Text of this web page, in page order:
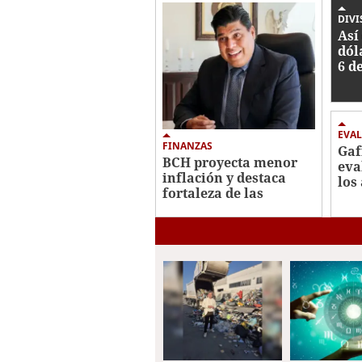
41
Volume
FINANZAS
BCH proyecta menor
inflación y destaca
fortaleza de las
Así
6
los